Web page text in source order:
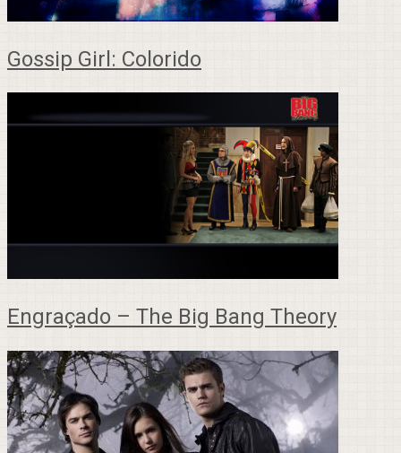
Gossip Girl: Colorido
Engraçado – The Big Bang Theory